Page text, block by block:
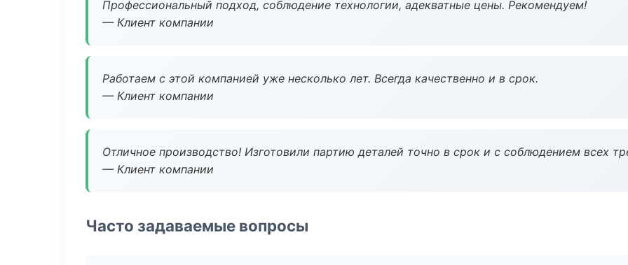
Профессиональный подход, соблюдение технологии, адекватные цены. Рекомендуем!
— Клиент компании
Работаем с этой компанией уже несколько лет. Всегда качественно и в срок.
— Клиент компании
Отличное производство! Изготовили партию деталей точно в срок и с соблюдением всех
— Клиент компании
Часто задаваемые вопросы